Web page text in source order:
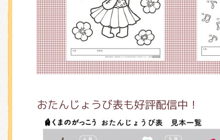
おたんじょうび表も好評配信中！
くまのがっこう しょくいんしつ
くまのがっこう 家庭科部